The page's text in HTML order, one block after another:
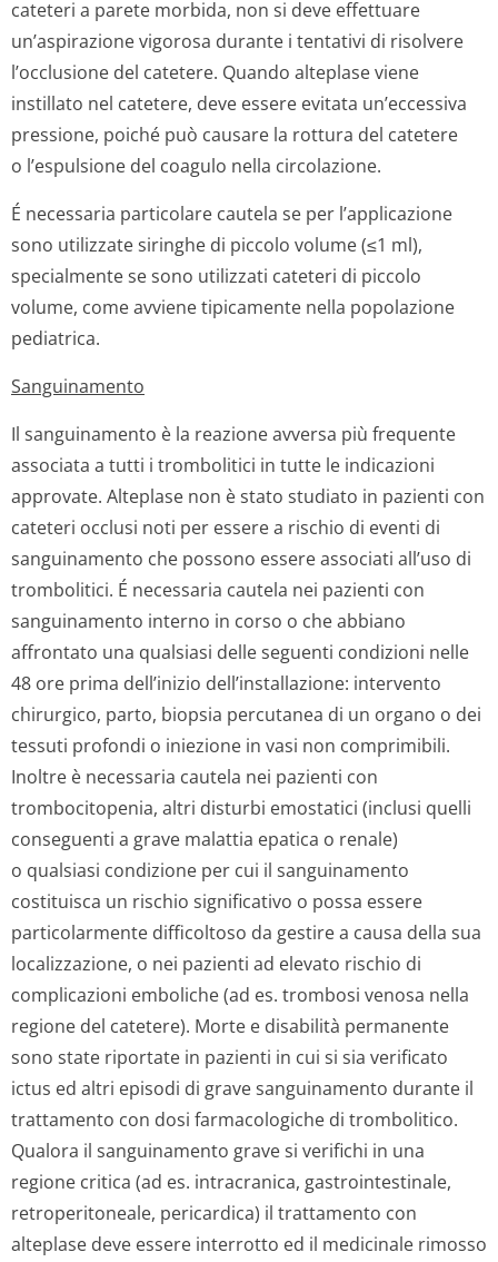
cateteri a parete morbida, non si deve effettuare
un’aspirazione vigorosa durante i tentativi di risolvere
l’occlusione del catetere. Quando alteplase viene
instillato nel catetere, deve essere evitata un’eccessiva
pressione, poiché può causare la rottura del catetere
o l’espulsione del coagulo nella circolazione.
É necessaria particolare cautela se per l’applicazione
sono utilizzate siringhe di piccolo volume (≤1 ml),
specialmente se sono utilizzati cateteri di piccolo
volume, come avviene tipicamente nella popolazione
pediatrica.
Sanguinamento
Il sanguinamento è la reazione avversa più frequente
associata a tutti i trombolitici in tutte le indicazioni
approvate. Alteplase non è stato studiato in pazienti con
cateteri occlusi noti per essere a rischio di eventi di
sanguinamento che possono essere associati all’uso di
trombolitici. É necessaria cautela nei pazienti con
sanguinamento interno in corso o che abbiano
affrontato una qualsiasi delle seguenti condizioni nelle
48 ore prima dell’inizio dell’installazione: intervento
chirurgico, parto, biopsia percutanea di un organo o dei
tessuti profondi o iniezione in vasi non comprimibili.
Inoltre è necessaria cautela nei pazienti con
trombocitopenia, altri disturbi emostatici (inclusi quelli
conseguenti a grave malattia epatica o renale)
o qualsiasi condizione per cui il sanguinamento
costituisca un rischio significativo o possa essere
particolarmente difficoltoso da gestire a causa della sua
localizzazione, o nei pazienti ad elevato rischio di
complicazioni emboliche (ad es. trombosi venosa nella
regione del catetere). Morte e disabilità permanente
sono state riportate in pazienti in cui si sia verificato
ictus ed altri episodi di grave sanguinamento durante il
trattamento con dosi farmacologiche di trombolitico.
Qualora il sanguinamento grave si verifichi in una
regione critica (ad es. intracranica, gastrointestinale,
retroperitoneale, pericardica) il trattamento con
alteplase deve essere interrotto ed il medicinale rimosso